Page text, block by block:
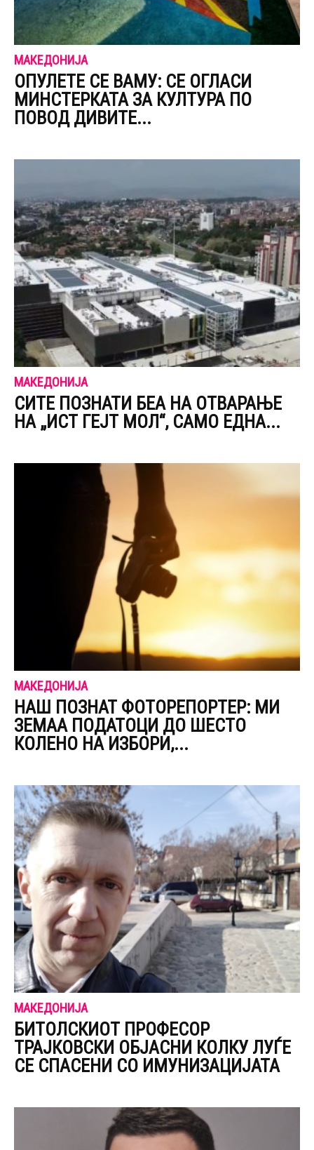
МАКЕДОНИЈА
ОПУЛЕТЕ СЕ ВАМУ: СЕ ОГЛАСИ
МИНСТЕРКАТА ЗА КУЛТУРА ПО
ПОВОД ДИВИТЕ...
МАКЕДОНИЈА
СИТЕ ПОЗНАТИ БЕА НА ОТВАРАЊЕ
НА „ИСТ ГЕЈТ МОЛ“, САМО ЕДНА...
МАКЕДОНИЈА
НАШ ПОЗНАТ ФОТОРЕПОРТЕР: МИ
ЗЕМАА ПОДАТОЦИ ДО ШЕСТО
КОЛЕНО НА ИЗБОРИ,...
МАКЕДОНИЈА
БИТОЛСКИОТ ПРОФЕСОР
ТРАЈКОВСКИ ОБЈАСНИ КОЛКУ ЛУЃЕ
СЕ СПАСЕНИ СО ИМУНИЗАЦИЈАТА